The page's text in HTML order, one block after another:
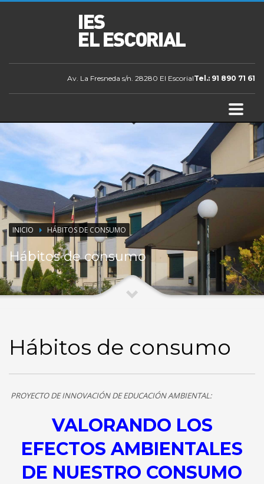
Av. La Fresneda s/n. 28280 El EscorialTel.: 91 890 71 61
INICIO HÁBITOS DE CONSUMO
Hábitos de consumo
Hábitos de consumo
PROYECTO DE INNOVACIÓN DE EDUCACIÓN AMBIENTAL:
VALORANDO LOS
EFECTOS AMBIENTALES
DE NUESTRO CONSUMO